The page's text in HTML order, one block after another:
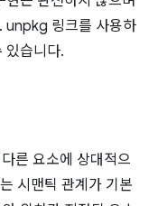
unpkg 링크를 사용하
있습니다.
른 요소에 상대적으
시맨틱 관계가 기본